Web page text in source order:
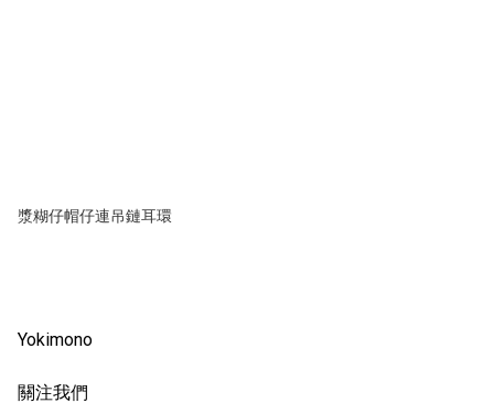
漿糊仔帽仔連吊鏈耳環
Yokimono
關注我們